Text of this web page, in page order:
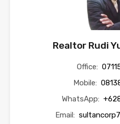
Realtor Rudi
Office:
Mobile:
WhatsApp:
Email: